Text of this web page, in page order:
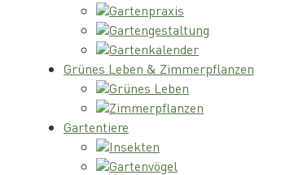
Gartenpraxis
Gartengestaltung
Gartenkalender
Grünes Leben & Zimmerpflanzen
Grünes Leben
Zimmerpflanzen
Gartentiere
Insekten
Gartenvögel